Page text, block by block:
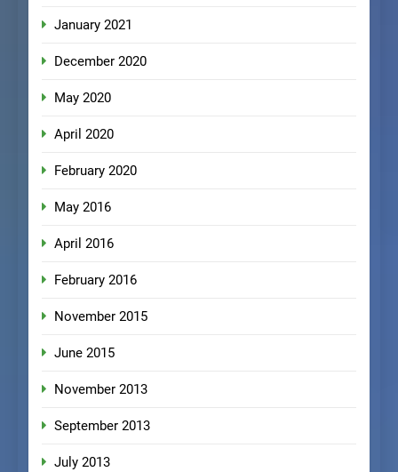
January 2021
December 2020
May 2020
April 2020
February 2020
May 2016
April 2016
February 2016
November 2015
June 2015
November 2013
September 2013
July 2013